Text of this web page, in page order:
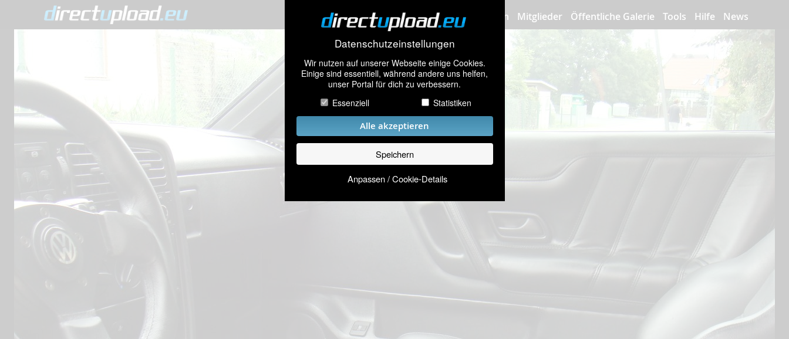
Datenschutzeinstellungen
Wir nutzen auf unserer Webseite einige Cookies.
Einige sind essentiell, während andere uns helfen,
unser Portal für dich zu verbessern.
Essenziell
Statistiken
Alle akzeptieren
Speichern
Anpassen / Cookie-Details
Bilder hochladen Mitglieder Öffentliche Galerie Tools Hilfe News